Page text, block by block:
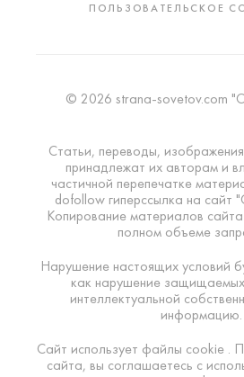
ПОЛЬЗОВАТЕЛЬСКОЕ
© 2026 strana-sovetov.com
Статьи, переводы,
принадлежат их авторам и
частичной перепечатке
dofollow гиперссылка на сайт
Копирование материалов
полном объеме
Нарушение настоящих условий
как нарушение
интеллектуальной
информацию.
Сайт использует файлы cookie .
сайта, вы соглашаетесь с